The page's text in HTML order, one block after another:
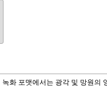
녹화 포맷에서는 광각 및 망원